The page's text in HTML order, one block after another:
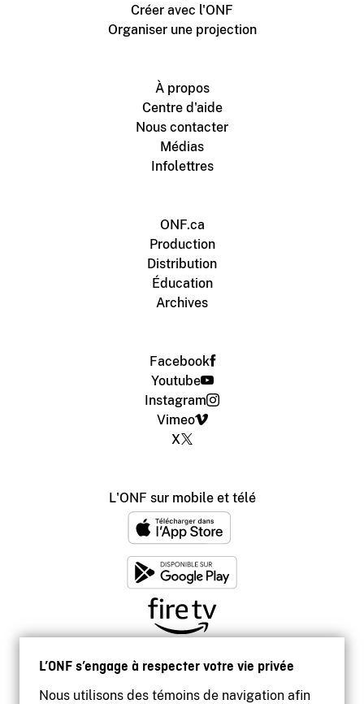
L’ONF s’engage à respecter votre vie privée
Nous utilisons des témoins de navigation afin
Créer avec l'ONF
Organiser une projection
À propos
Centre d'aide
Nous contacter
Médias
Infolettres
ONF.ca
Production
Distribution
Éducation
Archives
Facebook
Youtube
Instagram
Vimeo
X
L'ONF sur mobile et télé